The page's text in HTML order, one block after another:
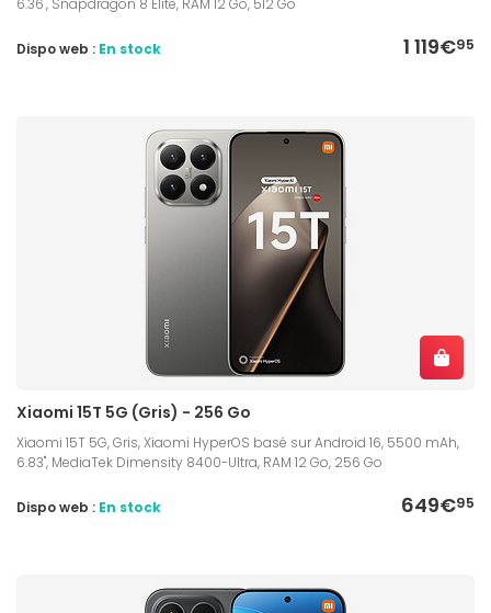
1 119€95
Dispo web : En stock
Xiaomi 15T 5G (Gris) - 256 Go
Xiaomi 15T 5G, Gris, Xiaomi HyperOS basé sur Android 16, 5500 mAh,
6.83", MediaTek Dimensity 8400-Ultra, RAM 12 Go, 256 Go
649€95
Dispo web : En stock